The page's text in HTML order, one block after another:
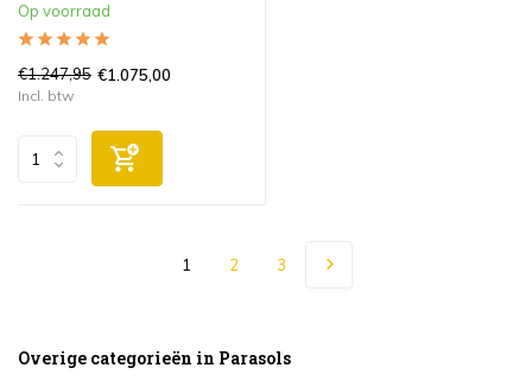
Op voorraad
€1.247,95 €1.075,00
Incl. btw
1 2 3
Overige categorieën in Parasols